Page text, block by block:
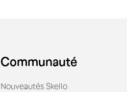
Communauté
Nouveautés Skello